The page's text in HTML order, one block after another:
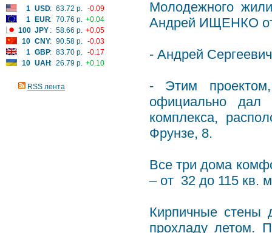
1 USD: 63.72 р. -0.09
1
EUR: 70.76 р. +0.04
100 JPY : 58.66 р. +0.05
10 CNY: 90.58 р. -0.03
1 GBP: 83.70 р. -0.17
10 UAH: 26.79 р. +0.10
RSS лента
Молодежного
Андрей ИЩЕНКО
- Андрей
- Этим
официально дал
комплекса,
Фрунзе, 8.
Все три дома
– от 32 до 115 кв.
Кирпичные стены
прохладу летом.